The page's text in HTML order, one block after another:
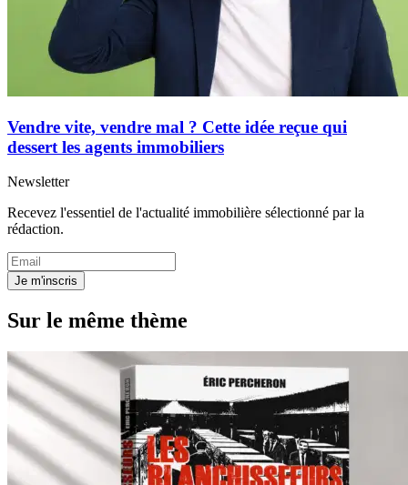
Vendre vite, vendre mal ? Cette idée reçue qui
dessert les agents immobiliers
Newsletter
Recevez l'essentiel de l'actualité immobilière sélectionné par la
rédaction.
Je m'inscris
Sur le même thème